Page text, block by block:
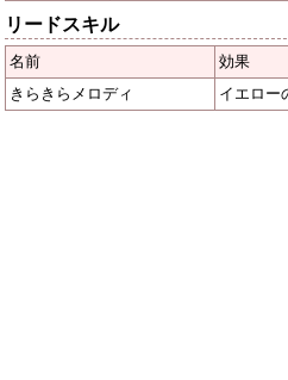
リードスキル
名前
効果
きらきらメロディ
イエロー